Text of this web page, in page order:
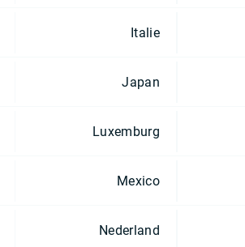
Italie
Japan
Luxemburg
Mexico
Nederland